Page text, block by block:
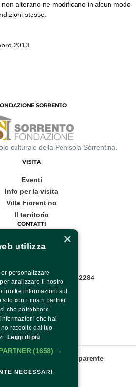
alterano ne modificano in alcun modo
stesse.
2013
SORRENTO
culturale della Penisola Sorrentina.
VISITA
Eventi
Info per la visita
Villa Fiorentino
Il territorio
CONTATTI
Corso Italia, 53
WhatsApp: +39 081 8782284
Pagina contatti
SOCIAL
Amministrazione trasparente
×
utilizza
personalizzare
analizzare il nostro
inoltre informazioni sul
sito con i nostri partner
che potrebbero
che hai
raccolto dal tuo
Leggi di più
(1658) →
NECESSARI